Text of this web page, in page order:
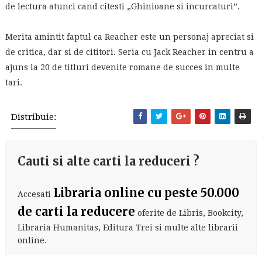
de lectura atunci cand citesti „Ghinioane si incurcaturi”.
Merita amintit faptul ca Reacher este un personaj apreciat si
de critica, dar si de cititori. Seria cu Jack Reacher in centru a
ajuns la 20 de titluri devenite romane de succes in multe
tari.
Distribuie:
Cauti si alte carti la reduceri ?
Accesati Libraria online cu peste 50.000
de carti la reducere oferite de Libris, Bookcity,
Libraria Humanitas, Editura Trei si multe alte librarii
online.